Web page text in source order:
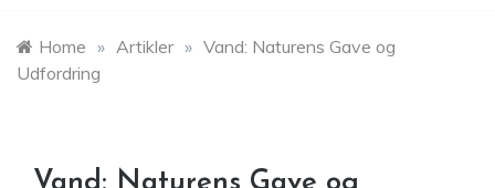
Home » Artikler » Vand: Naturens Gave og
Udfordring